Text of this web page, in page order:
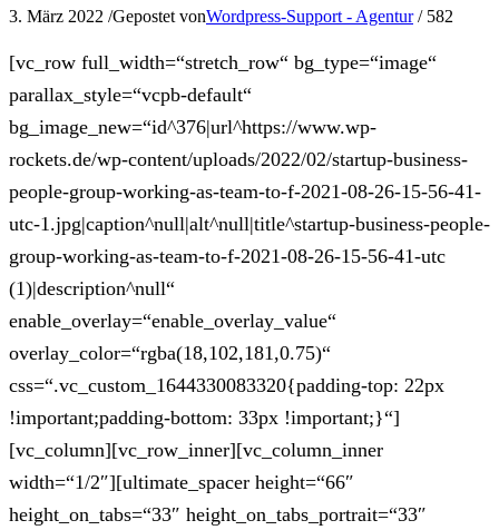
3. März 2022 /Gepostet vonWordpress-Support - Agentur / 582
[vc_row full_width=“stretch_row“ bg_type=“image“
parallax_style=“vcpb-default“
bg_image_new=“id^376|url^https://www.wp-
rockets.de/wp-content/uploads/2022/02/startup-business-
people-group-working-as-team-to-f-2021-08-26-15-56-41-
utc-1.jpg|caption^null|alt^null|title^startup-business-people-
group-working-as-team-to-f-2021-08-26-15-56-41-utc
(1)|description^null“
enable_overlay=“enable_overlay_value“
overlay_color=“rgba(18,102,181,0.75)“
css=“.vc_custom_1644330083320{padding-top: 22px
!important;padding-bottom: 33px !important;}“]
[vc_column][vc_row_inner][vc_column_inner
width=“1/2″][ultimate_spacer height=“66″
height_on_tabs=“33″ height_on_tabs_portrait=“33″